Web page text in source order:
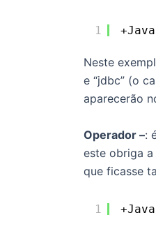
1
Neste
e “jdbc” (o
aparecerão
Operador –:
este obriga a
que ficasse
1